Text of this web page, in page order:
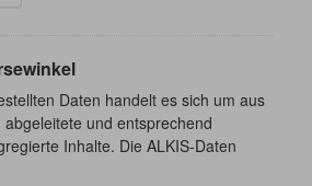
Daten handelt es sich um aus
und entsprechend
Inhalte. Die ALKIS-Daten